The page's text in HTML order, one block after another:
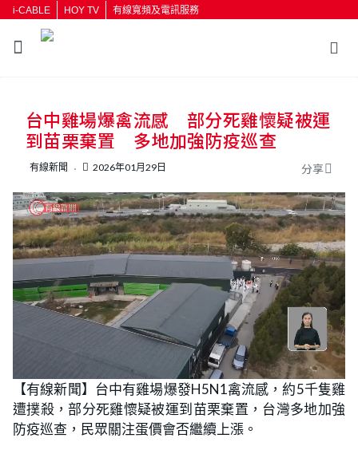
i-CABLE HOY TV 有線寬頻及電訊服務
按輸入鍵開始搜尋
台中雞場爆禽流感 部分死雞懷疑被運
到苗栗棄置 多地加強防疫巡查
有線新聞 2026年01月29日 分享
n
m
t
e
o
a
d
e
d
:
2
【有線新聞】台中有雞場爆發H5N1禽流感，約5千隻雞
遭撲殺，部分死雞懷疑被運到苗栗棄置，台灣多地加強
防疫巡查，民眾關注蛋價會否繼續上漲。